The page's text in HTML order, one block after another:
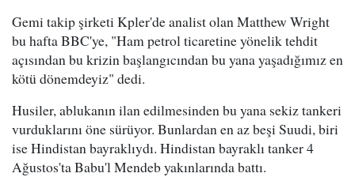
Gemi takip şirketi Kpler'de analist olan Matthew Wright
bu hafta BBC'ye, "Ham petrol ticaretine yönelik tehdit
açısından bu krizin başlangıcından bu yana yaşadığımız en
kötü dönemdeyiz" dedi.
Husiler, ablukanın ilan edilmesinden bu yana sekiz tankeri
vurduklarını öne sürüyor. Bunlardan en az beşi Suudi, biri
ise Hindistan bayraklıydı. Hindistan bayraklı tanker 4
Ağustos'ta Babu'l Mendeb yakınlarında battı.